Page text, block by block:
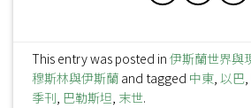
This entry was posted in伊斯蘭世界與
穆斯林與伊斯蘭 and tagged 中東,以巴,
季刊, 巴勒斯坦, 末世.